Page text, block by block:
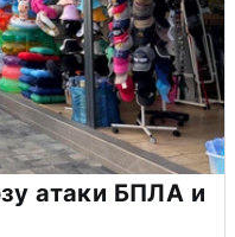
атаки БПЛА и